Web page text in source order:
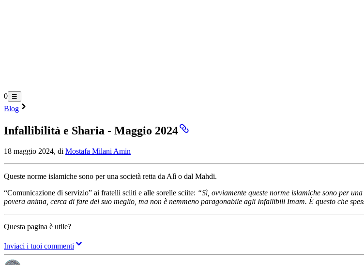
0 ☰
Blog
Infallibilità e Sharia - Maggio 2024
18 maggio 2024, di Mostafa Milani Amin
Queste norme islamiche sono per una società retta da Alì o dal Mahdi.
“Comunicazione di servizio” ai fratelli sciiti e alle sorelle sciite: “Sì, ovviamente queste norme islamiche sono per
povera anima, cerca di fare del suo meglio, ma non è nemmeno paragonabile agli Infallibili Imam. È questo che
Questa pagina è utile?
Inviaci i tuoi commenti